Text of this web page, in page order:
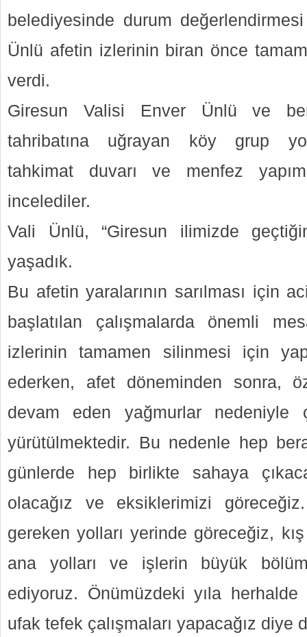
belediyesinde durum
Ünlü afetin izlerinin biran önce
verdi.
Giresun Valisi Enver Ünlü ve
tahribatına uğrayan köy grup
tahkimat duvarı ve menfez yapım
incelediler.
Vali Ünlü, “Giresun ilimizde
yaşadık.
Bu afetin yaralarının sarılması için
başlatılan çalışmalarda önemli
izlerinin tamamen silinmesi için
ederken, afet döneminden sonra,
devam eden yağmurlar nedeniyle
yürütülmektedir. Bu nedenle hep
günlerde hep birlikte sahaya
olacağız ve eksiklerimizi
gereken yolları yerinde göreceğiz,
ana yolları ve işlerin büyük
ediyoruz. Önümüzdeki yıla
ufak tefek çalışmaları yapacağız diye